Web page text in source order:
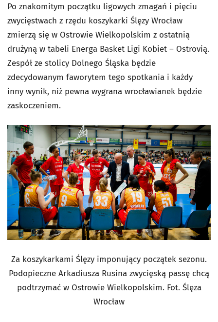
Po znakomitym początku ligowych zmagań i pięciu
zwycięstwach z rzędu koszykarki Ślęzy Wrocław
zmierzą się w Ostrowie Wielkopolskim z ostatnią
drużyną w tabeli Energa Basket Ligi Kobiet – Ostrovią.
Zespół ze stolicy Dolnego Śląska będzie
zdecydowanym faworytem tego spotkania i każdy
inny wynik, niż pewna wygrana wrocławianek będzie
zaskoczeniem.
Za koszykarkami Ślęzy imponujący początek sezonu.
Podopieczne Arkadiusza Rusina zwycięską passę chcą
podtrzymać w Ostrowie Wielkopolskim. Fot. Ślęza
Wrocław